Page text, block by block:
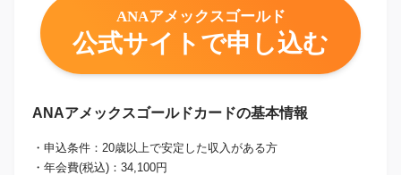
ANAアメックスゴールド
公式サイトで申し込む
ANAアメックスゴールドカードの基本情報
・申込条件：20歳以上で安定した収入がある方
・年会費(税込)：34,100円